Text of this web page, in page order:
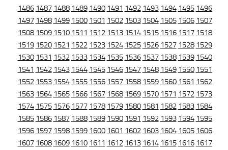
1486 1487 1488 1489 1490 1491 1492 1493 1494 1495 1496
1497 1498 1499 1500 1501 1502 1503 1504 1505 1506 1507
1508 1509 1510 1511 1512 1513 1514 1515 1516 1517 1518
1519 1520 1521 1522 1523 1524 1525 1526 1527 1528 1529
1530 1531 1532 1533 1534 1535 1536 1537 1538 1539 1540
1541 1542 1543 1544 1545 1546 1547 1548 1549 1550 1551
1552 1553 1554 1555 1556 1557 1558 1559 1560 1561 1562
1563 1564 1565 1566 1567 1568 1569 1570 1571 1572 1573
1574 1575 1576 1577 1578 1579 1580 1581 1582 1583 1584
1585 1586 1587 1588 1589 1590 1591 1592 1593 1594 1595
1596 1597 1598 1599 1600 1601 1602 1603 1604 1605 1606
1607 1608 1609 1610 1611 1612 1613 1614 1615 1616 1617